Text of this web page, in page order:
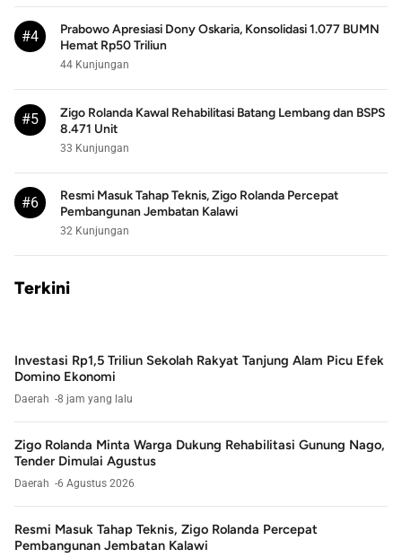
#4
Prabowo Apresiasi Dony Oskaria, Konsolidasi 1.077 BUMN
Hemat Rp50 Triliun
44 Kunjungan
#5
Zigo Rolanda Kawal Rehabilitasi Batang Lembang dan BSPS
8.471 Unit
33 Kunjungan
#6
Resmi Masuk Tahap Teknis, Zigo Rolanda Percepat
Pembangunan Jembatan Kalawi
32 Kunjungan
Terkini
Investasi Rp1,5 Triliun Sekolah Rakyat Tanjung Alam Picu Efek
Domino Ekonomi
Daerah 8 jam yang lalu
Zigo Rolanda Minta Warga Dukung Rehabilitasi Gunung Nago,
Tender Dimulai Agustus
Daerah 6 Agustus 2026
Resmi Masuk Tahap Teknis, Zigo Rolanda Percepat
Pembangunan Jembatan Kalawi